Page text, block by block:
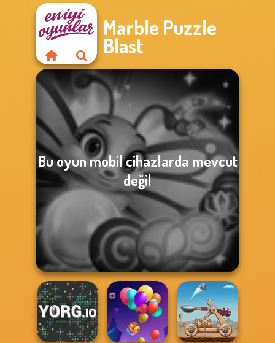
Marble Puzzle
Blast
Bu oyun mobil cihazlarda mevcut
değil